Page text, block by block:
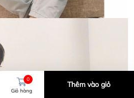
0
Giỏ hàng
Thêm vào giỏ